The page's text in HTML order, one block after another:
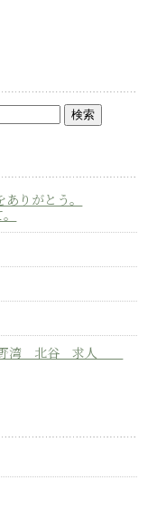
りがとう。
野湾 北谷 求人